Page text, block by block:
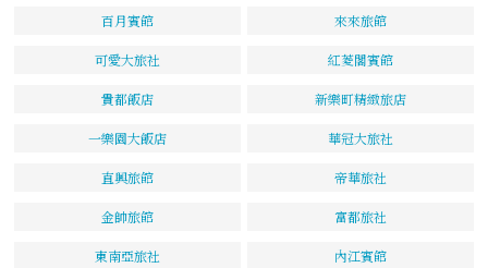
百月賓館 來來旅館
可愛大旅社 紅菱閣賓館
貴都飯店 新樂町精緻旅店
一樂園大飯店 華冠大旅社
直興旅館 帝華旅社
金帥旅館 富都旅社
東南亞旅社 內江賓館